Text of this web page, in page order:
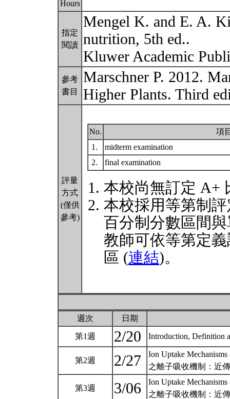
Hours
指定
閱讀
Mengel K. and E. A.
nutrition, 5th ed..
Kluwer Academic
參考
書目
Marschner P. 2012.
Higher Plants. Third
評量
方式
(僅供
參考)
No.
項
1.
midterm examination
2.
final examination
本校尚無訂定 A+
本校採用等第制
百分制分數區間
教師可依等第定
區 (連結)。
週次 日期
第1週 2/20 Introduction, Definition
第2週 2/27
Ion Uptake
之離子吸收機制：近
第3週 3/06
Ion Uptake
之離子吸收機制：近